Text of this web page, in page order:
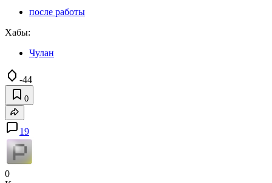
после работы
Хабы:
Чулан
-44
0
19
0